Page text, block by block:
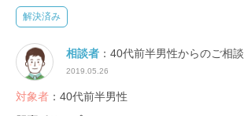
解決済み
相談者 ：40代前半男性からのご相談
2019.05.26
対象者 ：40代前半男性